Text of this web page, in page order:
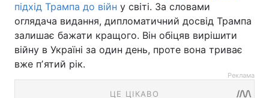
підхід Трампа до війн у світі. За словами
оглядача видання, дипломатичний досвід Трампа
залишає бажати кращого. Він обіцяв вирішити
війну в Україні за один день, проте вона триває
вже пʼятий рік.
Реклама